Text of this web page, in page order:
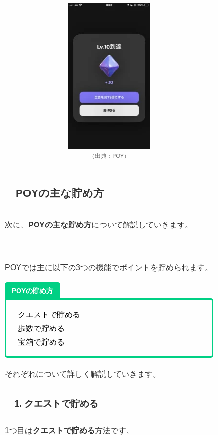
（出典：POY）
POYの主な貯め方
次に、 POYの主な貯め方について解説していきます。
POYでは主に以下の3つの機能でポイントを貯められます。
POYの貯め方
クエストで貯める
歩数で貯める
宝箱で貯める
それぞれについて詳しく解説していきます。
1. クエストで貯める
1つ目はクエストで貯める方法です。